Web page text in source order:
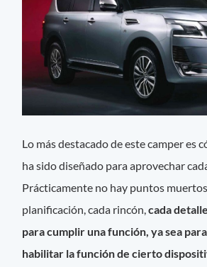
Lo más destacado de este camper es
ha sido diseñado para aprovechar
Prácticamente no hay puntos
planificación, cada rincón,cada
para cumplir una función, ya sea
habilitar la función de cierto